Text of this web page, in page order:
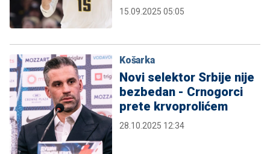
15.09.2025 05:05
Košarka
Novi selektor Srbije nije
bezbedan - Crnogorci
prete krvoprolićem
28.10.2025 12:34